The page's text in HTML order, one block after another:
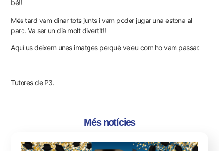
bé!!
Més tard vam dinar tots junts i vam poder jugar una estona al
parc. Va ser un dia molt divertit!!
Aquí us deixem unes imatges perquè veieu com ho vam passar.
Tutores de P3.
Més notícies